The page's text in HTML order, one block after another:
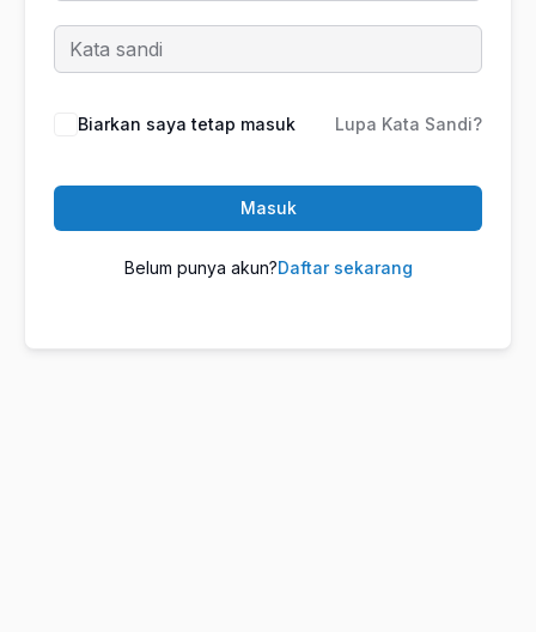
Biarkan saya tetap masuk Lupa Kata Sandi?
Masuk
Belum punya akun?Daftar sekarang